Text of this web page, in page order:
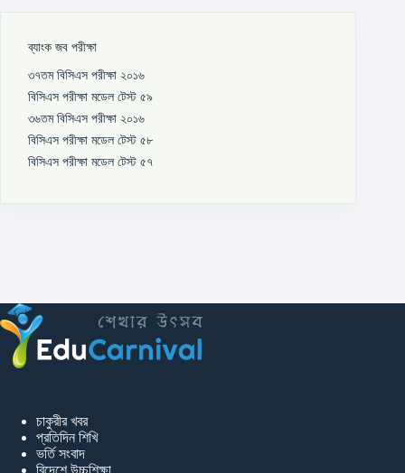
ব্যাংক জব পরীক্ষা
৩৭তম বিসিএস পরীক্ষা ২০১৬
বিসিএস পরীক্ষা মডেল টেস্ট ৫৯
৩৬তম বিসিএস পরীক্ষা ২০১৬
বিসিএস পরীক্ষা মডেল টেস্ট ৫৮
বিসিএস পরীক্ষা মডেল টেস্ট ৫৭
চাকুরীর খবর
প্রতিদিন শিখি
ভর্তি সংবাদ
বিদেশে উচ্চশিক্ষা